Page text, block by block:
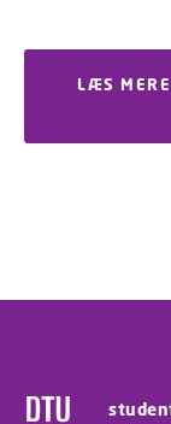
LÆS MERE